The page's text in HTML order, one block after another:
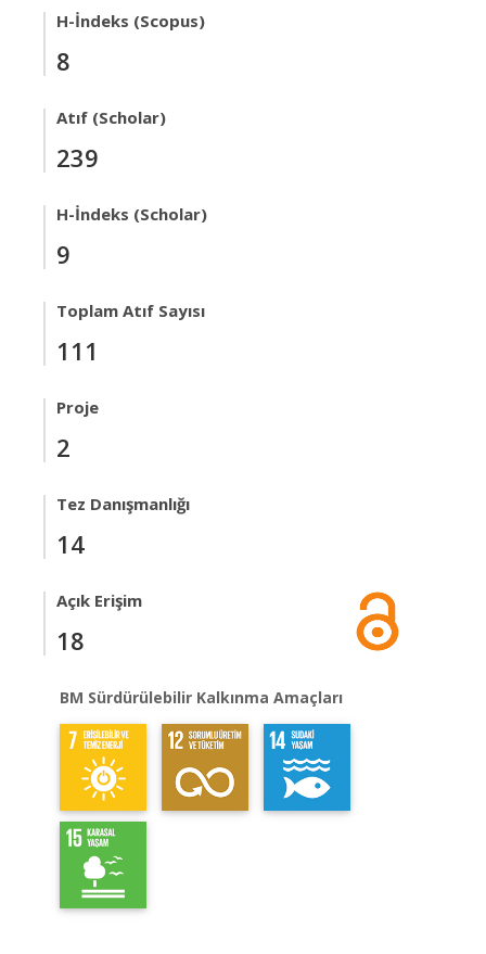
H-İndeks (Scopus)
8
Atıf (Scholar)
239
H-İndeks (Scholar)
9
Toplam Atıf Sayısı
111
Proje
2
Tez Danışmanlığı
14
Açık Erişim
18
BM Sürdürülebilir Kalkınma Amaçları